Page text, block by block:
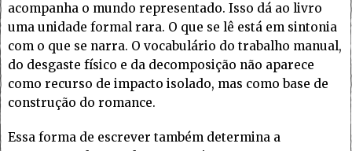
acompanha o mundo representado. Isso dá ao livro
uma unidade formal rara. O que se lê está em sintonia
com o que se narra. O vocabulário do trabalho manual,
do desgaste físico e da decomposição não aparece
como recurso de impacto isolado, mas como base de
construção do romance.
Essa forma de escrever também determina a